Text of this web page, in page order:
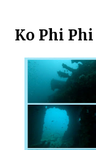
Ko Phi Phi